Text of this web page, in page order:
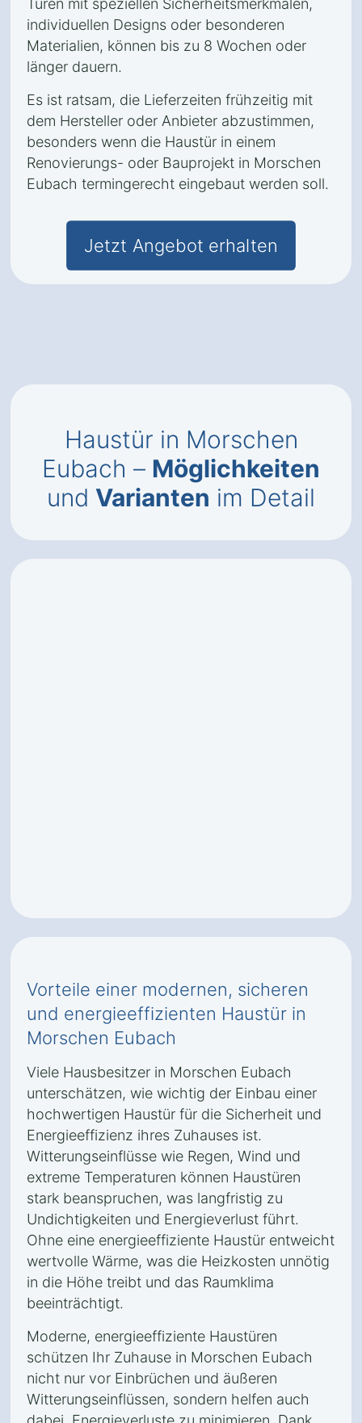
Türen mit speziellen Sicherheitsmerkmalen,
individuellen Designs oder besonderen
Materialien, können bis zu 8 Wochen oder
länger dauern.
Es ist ratsam, die Lieferzeiten frühzeitig mit
dem Hersteller oder Anbieter abzustimmen,
besonders wenn die Haustür in einem
Renovierungs- oder Bauprojekt in Morschen
Eubach termingerecht eingebaut werden soll.
Jetzt Angebot erhalten
Haustür in Morschen
Eubach – Möglichkeiten
und Varianten im Detail
Vorteile einer modernen, sicheren
und energieeffizienten Haustür in
Morschen Eubach
Viele Hausbesitzer in Morschen Eubach
unterschätzen, wie wichtig der Einbau einer
hochwertigen Haustür für die Sicherheit und
Energieeffizienz ihres Zuhauses ist.
Witterungseinflüsse wie Regen, Wind und
extreme Temperaturen können Haustüren
stark beanspruchen, was langfristig zu
Undichtigkeiten und Energieverlust führt.
Ohne eine energieeffiziente Haustür entweicht
wertvolle Wärme, was die Heizkosten unnötig
in die Höhe treibt und das Raumklima
beeinträchtigt.
Moderne, energieeffiziente Haustüren
schützen Ihr Zuhause in Morschen Eubach
nicht nur vor Einbrüchen und äußeren
Witterungseinflüssen, sondern helfen auch